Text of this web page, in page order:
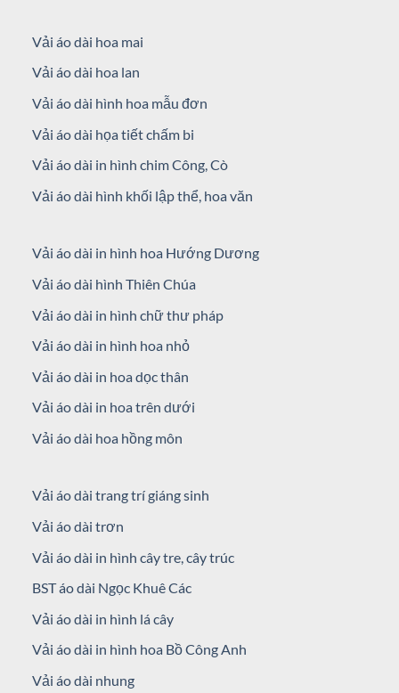
Vải áo dài hoa mai
Vải áo dài hoa lan
Vải áo dài hình hoa mẫu đơn
Vải áo dài họa tiết chấm bi
Vải áo dài in hình chim Công, Cò
Vải áo dài hình khối lập thể, hoa văn
Vải áo dài in hình hoa Hướng Dương
Vải áo dài hình Thiên Chúa
Vải áo dài in hình chữ thư pháp
Vải áo dài in hình hoa nhỏ
Vải áo dài in hoa dọc thân
Vải áo dài in hoa trên dưới
Vải áo dài hoa hồng môn
Vải áo dài trang trí giáng sinh
Vải áo dài trơn
Vải áo dài in hình cây tre, cây trúc
BST áo dài Ngọc Khuê Các
Vải áo dài in hình lá cây
Vải áo dài in hình hoa Bồ Công Anh
Vải áo dài nhung